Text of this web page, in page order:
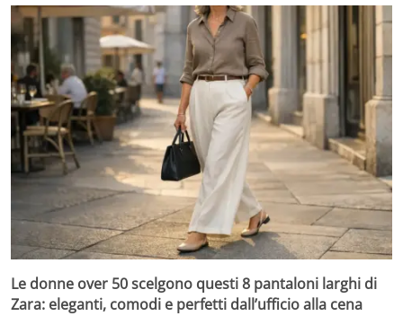
Le donne over 50 scelgono questi 8 pantaloni larghi di
Zara: eleganti, comodi e perfetti dall’ufficio alla cena